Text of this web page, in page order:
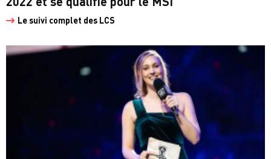
Le suivi complet des LCS